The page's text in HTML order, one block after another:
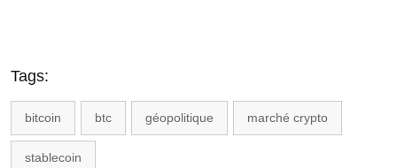
Tags:
bitcoin btc géopolitique marché crypto
stablecoin